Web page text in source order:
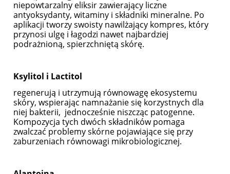
niepowtarzalny eliksir zawierający liczne
antyoksydanty, witaminy i składniki mineralne. Po
aplikacji tworzy swoisty nawilżający kompres, który
przynosi ulgę i łagodzi nawet najbardziej
podrażnioną, spierzchniętą skórę.
Ksylitol i Lactitol
regenerują i utrzymują równowagę ekosystemu
skóry, wspierając namnażanie się korzystnych dla
niej bakterii, jednocześnie niszcząc patogenne.
Kompozycja tych dwóch składników pomaga
zwalczać problemy skórne pojawiające się przy
zaburzeniach równowagi mikrobiologicznej.